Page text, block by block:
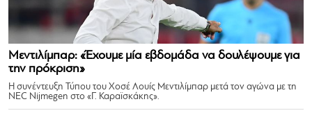
Μεντιλίμπαρ: «Έχουμε μία εβδομάδα να δουλέψουμε για
την πρόκριση»
Η συνέντευξη Τύπου του Χοσέ Λουίς Μεντιλίμπαρ μετά τον αγώνα με τη
NEC Nijmegen στο «Γ. Καραϊσκάκης».